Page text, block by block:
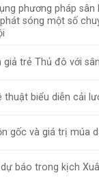
phương pháp
sóng một số
giả trẻ Thủ đô với
thuật biểu diễn cải
gốc và giá trị múa
báo trong kịch